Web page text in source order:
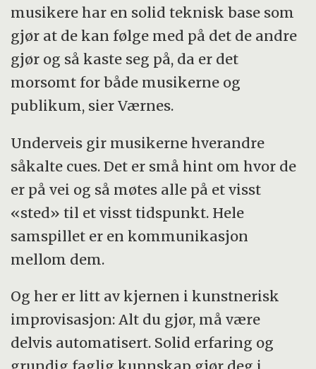
musikere har en solid teknisk base som
gjør at de kan følge med på det de andre
gjør og så kaste seg på, da er det
morsomt for både musikerne og
publikum, sier Værnes.
Underveis gir musikerne hverandre
såkalte cues. Det er små hint om hvor de
er på vei og så møtes alle på et visst
«sted» til et visst tidspunkt. Hele
samspillet er en kommunikasjon
mellom dem.
Og her er litt av kjernen i kunstnerisk
improvisasjon: Alt du gjør, må være
delvis automatisert. Solid erfaring og